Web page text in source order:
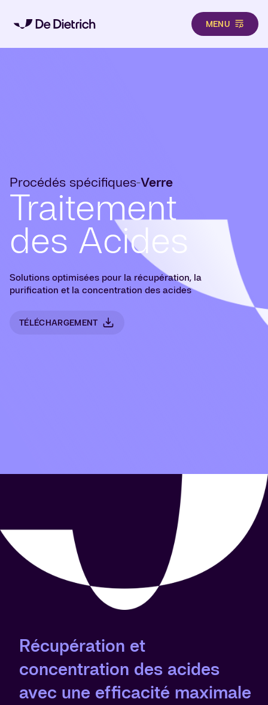
MENU
Procédés spécifiques-Verre
Traitement
des Acides
Solutions optimisées pour la récupération, la
purification et la concentration des acides
TÉLÉCHARGEMENT
Récupération et
concentration des acides
avec une efficacité maximale